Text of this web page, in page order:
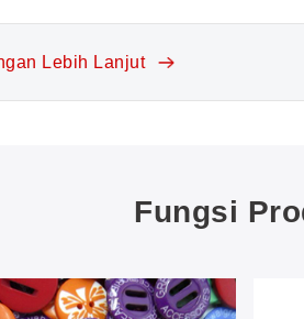
Lebih Lanjut
Fungsi